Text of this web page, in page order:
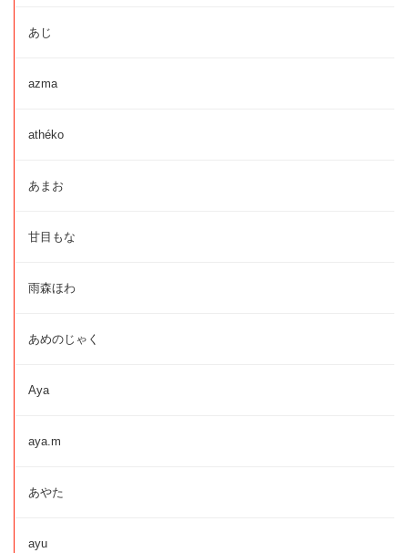
あじ
azma
athéko
あまお
甘目もな
雨森ほわ
あめのじゃく
Aya
aya.m
あやた
ayu